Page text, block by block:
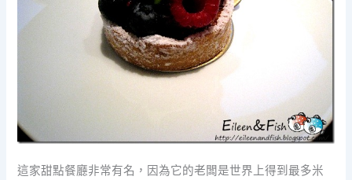
這家甜點餐廳非常有名，因為它的老闆是世界上得到最多米